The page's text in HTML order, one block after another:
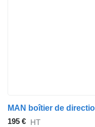
195 € HT